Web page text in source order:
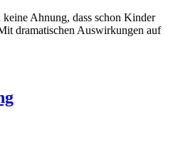
Ahnung, dass schon Kinder
dramatischen Auswirkungen auf